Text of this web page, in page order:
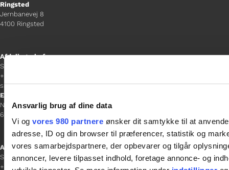
Ansvarlig brug af dine data
Vi og vores 980 partnere ønsker dit samtykke til at
adresse, ID og din browser til præferencer, statistik og
vores samarbejdspartnere, der opbevarer og tilgår
annoncer, levere tilpasset indhold, foretage annonce- og
Ringsted
Jernbanevej 8
4100 Ringsted
Afdelingschef
Sacha Lohmann Weiss
+45 40 27 91 11
sacha.lw@gladfonden.dk
Esbjerg
Norgesgade 1, 2. sal
6700 Esbjerg
Afdelingschef
Sanne Hansen
+45 23 69 19 35